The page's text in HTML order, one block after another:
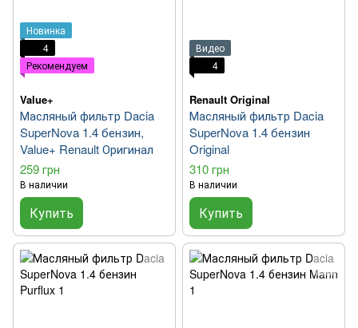
Новинка
4
Рекомендуем
Value+
Масляный фильтр Dacia
SuperNova 1.4 бензин,
Value+ Renault Оригинал
259 грн
В наличии
Купить
Видео
4
Renault Original
Масляный фильтр Dacia
SuperNova 1.4 бензин
Original
310 грн
В наличии
Купить